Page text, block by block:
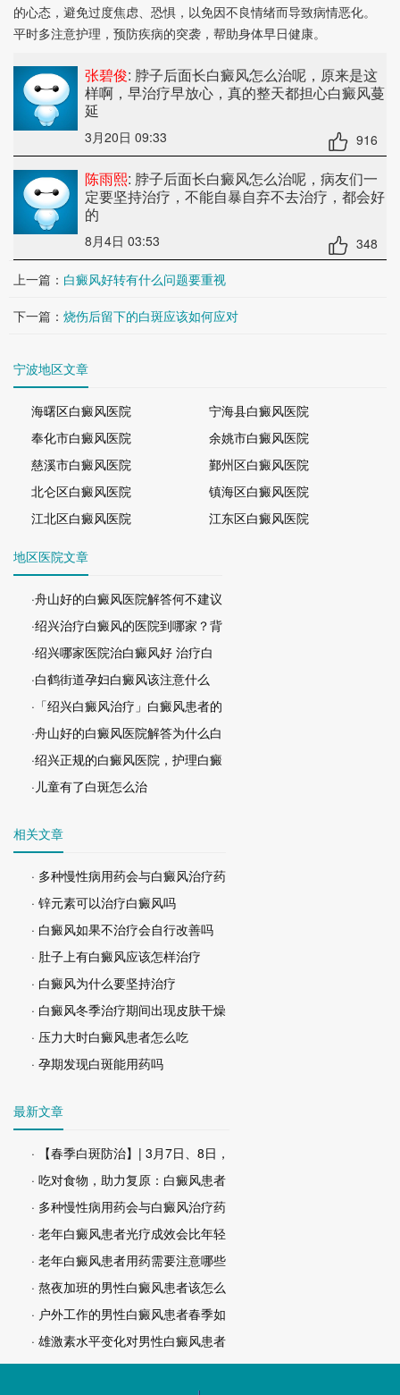
的心态，避免过度焦虑、恐惧，以免因不良情绪而导致病情恶化。
平时多注意护理，预防疾病的突袭，帮助身体早日健康。
张碧俊: 脖子后面长白癜风怎么治呢，原来是这
样啊，早治疗早放心，真的整天都担心白癜风蔓
延
3月20日 09:33 916
陈雨熙: 脖子后面长白癜风怎么治呢，病友们一
定要坚持治疗，不能自暴自弃不去治疗，都会好
的
8月4日 03:53
348
上一篇： 白癜风好转有什么问题要重视
下一篇： 烧伤后留下的白斑应该如何应对
宁波地区文章
海曙区白癜风医院
宁海县白癜风医院
奉化市白癜风医院
余姚市白癜风医院
慈溪市白癜风医院
鄞州区白癜风医院
北仑区白癜风医院
镇海区白癜风医院
江北区白癜风医院
江东区白癜风医院
地区医院文章
·舟山好的白癜风医院解答何不建议
·绍兴治疗白癜风的医院到哪家？背
·绍兴哪家医院治白癜风好 治疗白
·白鹤街道孕妇白癜风该注意什么
·「绍兴白癜风治疗」白癜风患者的
·舟山好的白癜风医院解答为什么白
·绍兴正规的白癜风医院，护理白癜
·儿童有了白斑怎么治
相关文章
· 多种慢性病用药会与白癜风治疗药
· 锌元素可以治疗白癜风吗
· 白癜风如果不治疗会自行改善吗
· 肚子上有白癜风应该怎样治疗
· 白癜风为什么要坚持治疗
· 白癜风冬季治疗期间出现皮肤干燥
· 压力大时白癜风患者怎么吃
· 孕期发现白斑能用药吗
最新文章
· 【春季白斑防治】| 3月7日、8日，
· 吃对食物，助力复原：白癜风患者
· 多种慢性病用药会与白癜风治疗药
· 老年白癜风患者光疗成效会比年轻
· 老年白癜风患者用药需要注意哪些
· 熬夜加班的男性白癜风患者该怎么
· 户外工作的男性白癜风患者春季如
· 雄激素水平变化对男性白癜风患者